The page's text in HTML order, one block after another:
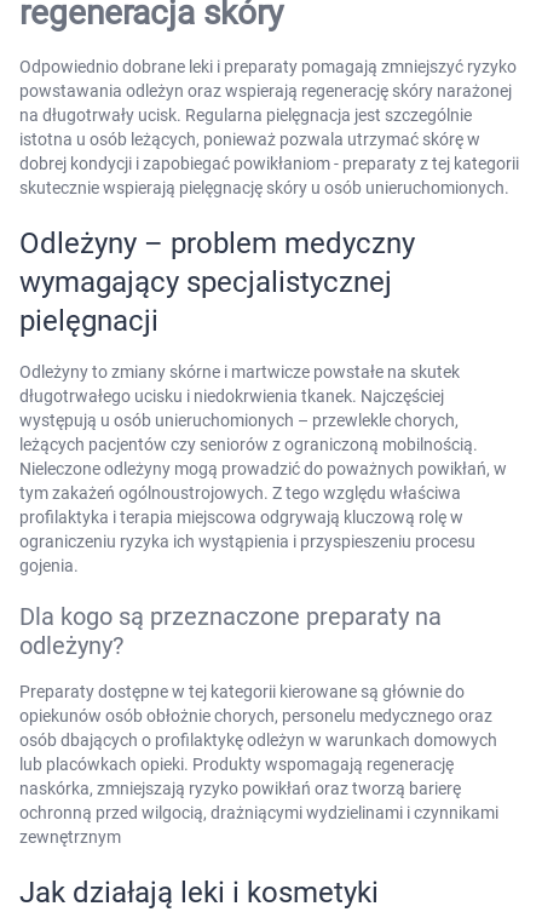
Korzystamy z plików cookies w celu
dostosowania zawartości serwisu do Twoich
preferencji. Więcej informacji znajdziesz w
naszejpolityce prywatności. Możesz określić
warunki przechowywania lub dostępu do
cookies poprzez kliknięcie przycisku
"Ustawienia" lub możesz zaakceptować
ustawienia wszystkich cookies klikając
AKCEPTUJĘ WSZYSTKIE
Ustawienia
AKCEPTUJĘ WSZYSTKIE
regeneracja skóry
Odpowiednio dobrane leki i preparaty pomagają zmniejszyć ryzyko
powstawania odleżyn oraz wspierają regenerację skóry narażonej
na długotrwały ucisk. Regularna pielęgnacja jest szczególnie
istotna u osób leżących, ponieważ pozwala utrzymać skórę w
dobrej kondycji i zapobiegać powikłaniom - preparaty z tej kategorii
skutecznie wspierają pielęgnację skóry u osób unieruchomionych.
Odleżyny – problem medyczny
wymagający specjalistycznej
pielęgnacji
Odleżyny to zmiany skórne i martwicze powstałe na skutek
długotrwałego ucisku i niedokrwienia tkanek. Najczęściej
występują u osób unieruchomionych – przewlekle chorych,
leżących pacjentów czy seniorów z ograniczoną mobilnością.
Nieleczone odleżyny mogą prowadzić do poważnych powikłań, w
tym zakażeń ogólnoustrojowych. Z tego względu właściwa
profilaktyka i terapia miejscowa odgrywają kluczową rolę w
ograniczeniu ryzyka ich wystąpienia i przyspieszeniu procesu
gojenia.
Dla kogo są przeznaczone preparaty na
odleżyny?
Preparaty dostępne w tej kategorii kierowane są głównie do
opiekunów osób obłożnie chorych, personelu medycznego oraz
osób dbających o profilaktykę odleżyn w warunkach domowych
lub placówkach opieki. Produkty wspomagają regenerację
naskórka, zmniejszają ryzyko powikłań oraz tworzą barierę
ochronną przed wilgocią, drażniącymi wydzielinami i czynnikami
zewnętrznym
Jak działają leki i kosmetyki